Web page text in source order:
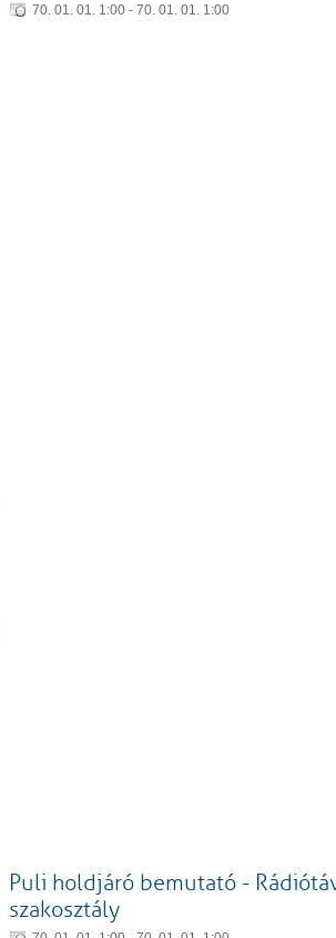
70. 01. 01. 1:00 - 70. 01. 01. 1:00
Puli holdjáró bemutató -
szakosztály